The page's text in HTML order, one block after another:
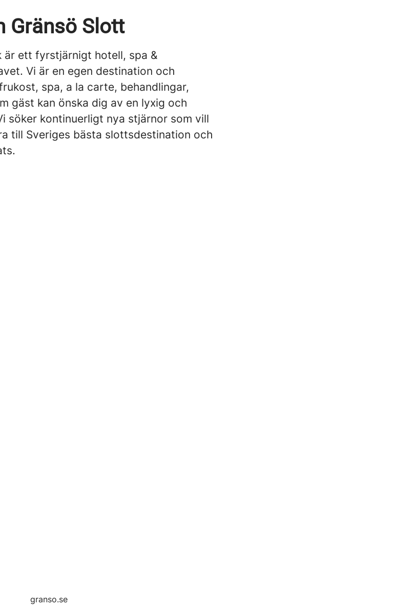
Gränsö Slott
är ett fyrstjärnigt hotell, spa &
Vi är en egen destination och
spa, a la carte, behandlingar,
gäst kan önska dig av en lyxig och
söker kontinuerligt nya stjärnor som vill
till Sveriges bästa slottsdestination och
granso.se